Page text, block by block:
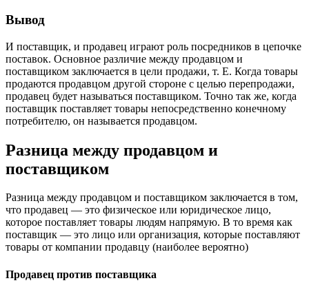
Вывод
И поставщик, и продавец играют роль посредников в цепочке
поставок. Основное различие между продавцом и
поставщиком заключается в цели продажи, т. Е. Когда товары
продаются продавцом другой стороне с целью перепродажи,
продавец будет называться поставщиком. Точно так же, когда
поставщик поставляет товары непосредственно конечному
потребителю, он называется продавцом.
Разница между продавцом и
поставщиком
Разница между продавцом и поставщиком заключается в том,
что продавец — это физическое или юридическое лицо,
которое поставляет товары людям напрямую. В то время как
поставщик — это лицо или организация, которые поставляют
товары от компании продавцу (наиболее вероятно)
Продавец против поставщика